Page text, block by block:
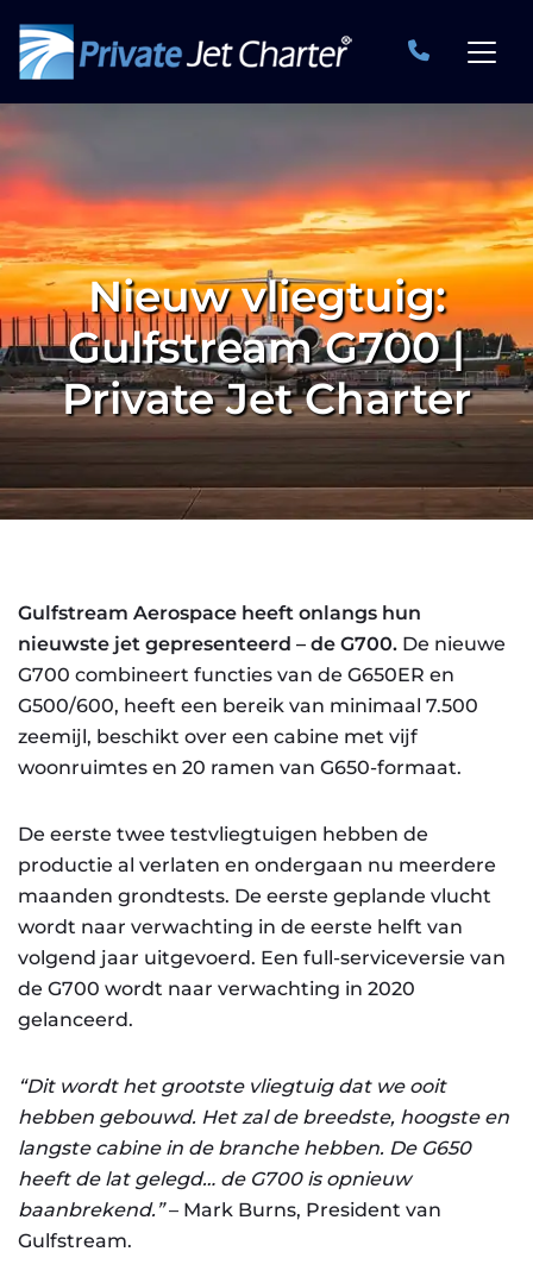
Nieuw vliegtuig:
Gulfstream G700 |
Private Jet Charter
Gulfstream Aerospace heeft onlangs hun
nieuwste jet gepresenteerd – de G700. De nieuwe
G700 combineert functies van de G650ER en
G500/600, heeft een bereik van minimaal 7.500
zeemijl, beschikt over een cabine met vijf
woonruimtes en 20 ramen van G650-formaat.
De eerste twee testvliegtuigen hebben de
productie al verlaten en ondergaan nu meerdere
maanden grondtests. De eerste geplande vlucht
wordt naar verwachting in de eerste helft van
volgend jaar uitgevoerd. Een full-serviceversie van
de G700 wordt naar verwachting in 2020
gelanceerd.
“Dit wordt het grootste vliegtuig dat we ooit
hebben gebouwd. Het zal de breedste, hoogste en
langste cabine in de branche hebben. De G650
heeft de lat gelegd… de G700 is opnieuw
baanbrekend.”– Mark Burns, President van
Gulfstream.